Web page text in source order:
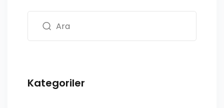
Kategoriler